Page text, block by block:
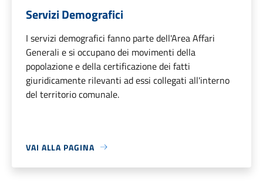
Servizi Demografici
I servizi demografici fanno parte dell'Area Affari
Generali e si occupano dei movimenti della
popolazione e della certificazione dei fatti
giuridicamente rilevanti ad essi collegati all'interno
del territorio comunale.
VAI ALLA PAGINA